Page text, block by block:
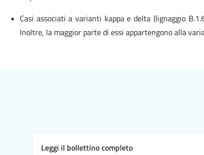
Casi associati a varianti kappa e delta (lignaggio
Inoltre, la maggior parte di essi appartengono alla
Leggi il bollettino completo